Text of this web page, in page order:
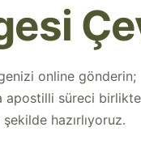
online gönderin;
apostilli süreci birlikte
hazırlıyoruz.